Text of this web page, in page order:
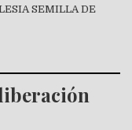
SEMILLA DE